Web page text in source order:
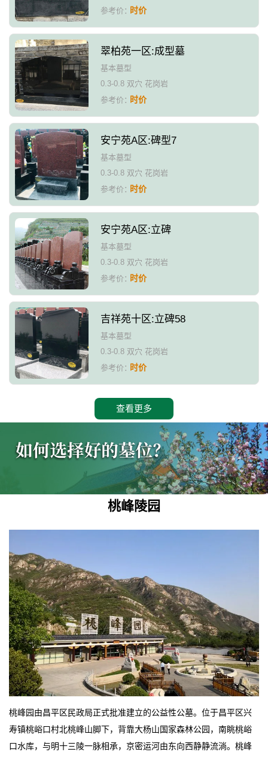
参考价：时价
翠柏苑一区:成型墓
基本墓型
0.3-0.8 双穴 花岗岩
参考价：时价
安宁苑A区:碑型7
基本墓型
0.3-0.8 双穴 花岗岩
参考价：时价
安宁苑A区:立碑
基本墓型
0.3-0.8 双穴 花岗岩
参考价：时价
吉祥苑十区:立碑58
基本墓型
0.3-0.8 双穴 花岗岩
参考价：时价
查看更多
桃峰陵园
桃峰园由昌平区民政局正式批准建立的公益性公墓。位于昌平区兴
寿镇桃峪口村北桃峰山脚下，背靠大杨山国家森林公园，南眺桃峪
口水库，与明十三陵一脉相承，京密运河由东向西静静流淌。桃峰